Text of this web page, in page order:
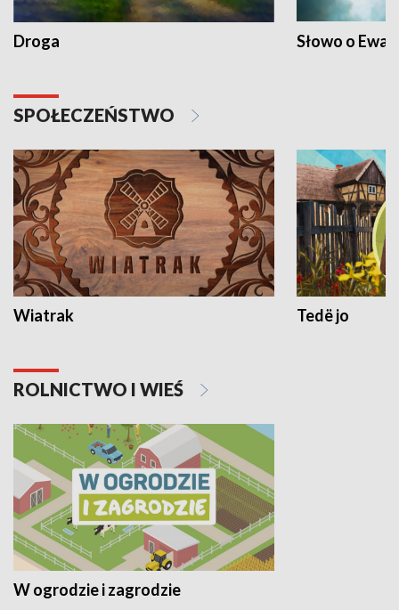
Droga Słowo o
SPOŁECZEŃSTWO
Wiatrak Tedë jo
ROLNICTWO I WIEŚ
W ogrodzie i zagrodzie